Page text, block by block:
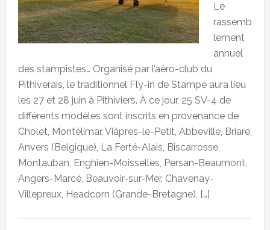
Le
rassemb
lement
annuel
des stampistes… Organisé par l’aéro-club du
Pithiverais, le traditionnel Fly-in de Stampe aura lieu
les 27 et 28 juin à Pithiviers. À ce jour, 25 SV-4 de
différents modèles sont inscrits en provenance de
Cholet, Montélimar, Viâpres-le-Petit, Abbeville, Briare,
Anvers (Belgique), La Ferté-Alais, Biscarrosse,
Montauban, Enghien-Moisselles, Persan-Beaumont,
Angers-Marcé, Beauvoir-sur-Mer, Chavenay-
Villepreux, Headcorn (Grande-Bretagne), […]